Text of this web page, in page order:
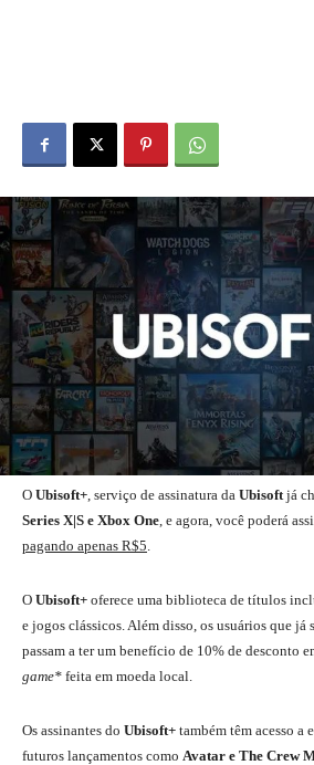
O Ubisoft+ , serviço de assinatura da Ubisoft já
Series X|S e Xbox One , e agora, você poderá
pagando apenas R$5
O Ubisoft+ oferece uma biblioteca de títulos
e jogos clássicos. Além disso, os usuários que já
passam a ter um benefício de 10% de desconto
game* feita em moeda local.
Os assinantes do Ubisoft+ também têm acesso a
futuros lançamentos como Avatar e The Crew